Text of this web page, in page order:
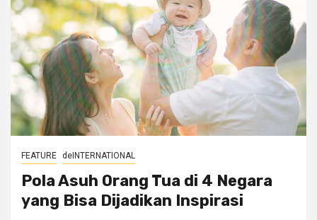
FEATURE deINTERNATIONAL
Pola Asuh Orang Tua di 4 Negara
yang Bisa Dijadikan Inspirasi